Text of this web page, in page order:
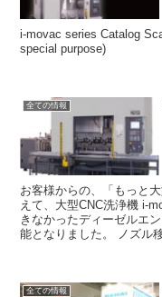
i-movac series Catalog
special purpose)
全ての情報
お客様からの、「もっと
えて、大型CNC洗浄機 i-
きなかったディーゼルエ
能となりました。 ノズル
全ての情報